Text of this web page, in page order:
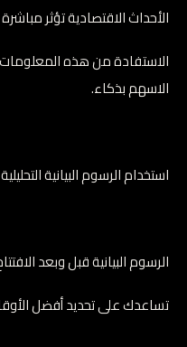
الأحداث الاقتصادية تؤثر
الاستفادة من هذه
الاسهم بذكاء.
استخدام الرسوم البيانية التحليلية
الرسوم البيانية قبل وبعد
تساعدك على تحديد أفضل